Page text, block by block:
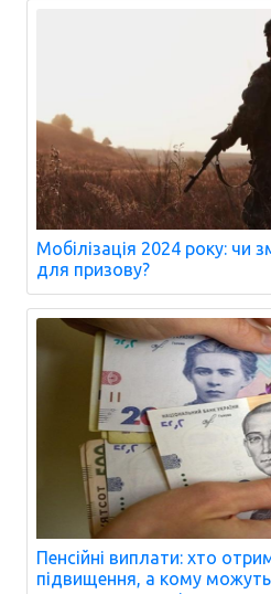
Мобілізація 2024 року: чи
для призову?
Пенсійні виплати: хто
підвищення, а кому